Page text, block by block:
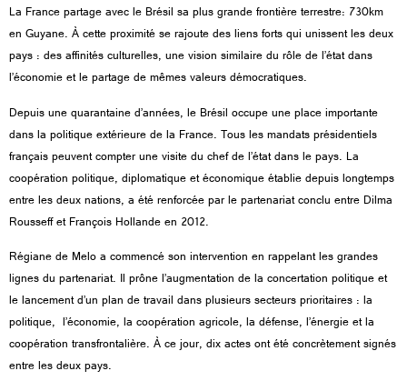
La France partage avec le Brésil sa plus grande frontière terrestre: 730km
en Guyane.Àcette proximité se rajoute des liens forts qui unissent les deux
pays : des affinités culturelles, une vision similaire du rôle de l’état dans
l’économie et le partage de mêmes valeurs démocratiques.
Depuis une quarantaine d’années, le Brésil occupe une place importante
dans la politique extérieure de la France. Tous les mandats présidentiels
français peuvent compter une visite du chef de l’état dans le pays. La
coopération politique, diplomatique et économique établie depuis longtemps
entre les deux nations, a été renforcée par le partenariat conclu entre Dilma
Rousseff et François Hollande en 2012.
Régiane de Melo a commencé son intervention en rappelant les grandes
lignes du partenariat. Il prône l’augmentation de la concertation politique et
le lancement d’un plan de travail dans plusieurs secteurs prioritaires : la
politique, l’économie, la coopération agricole, la défense, l’énergie et la
coopération transfrontalière.Àce jour, dix actes ont été concrètement signés
entre les deux pays.